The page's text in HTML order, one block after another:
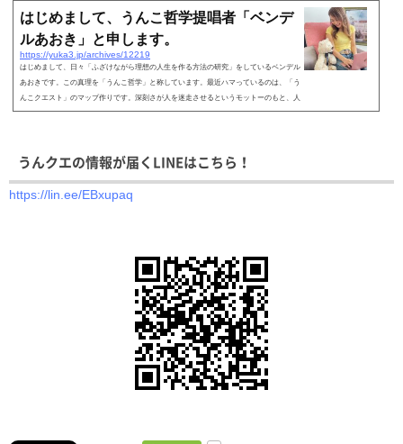
はじめまして、うんこ哲学提唱者「ベンデ
ルあおき」と申します。
https://yuka3.jp/archives/12219
はじめまして、日々「ふざけながら理想の人生を作る方法の研究」をしているベンデル
あおきです。この真理を「うんこ哲学」と称しています。最近ハマっているのは、「う
んこクエスト」のマップ作りです。深刻さが人を迷走させるというモットーのもと、人
生をゲームと...
うんクエの情報が届くLINEはこちら！
https://lin.ee/EBxupaq